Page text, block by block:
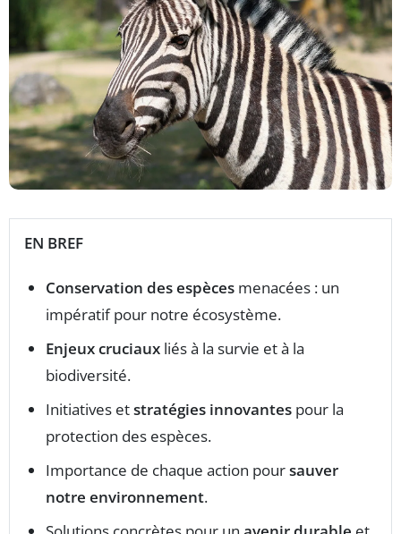
EN BREF
Conservation des espèces menacées : un
impératif pour notre écosystème.
Enjeux cruciaux liés à la survie et à la
biodiversité.
Initiatives etstratégies innovantes pour la
protection des espèces.
Importance de chaque action poursauver
notre environnement.